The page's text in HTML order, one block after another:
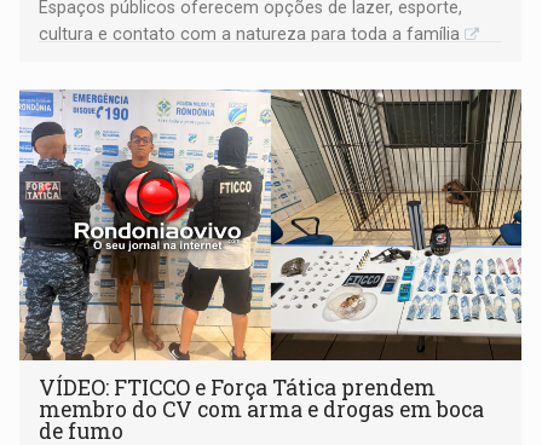
Espaços públicos oferecem opções de lazer, esporte,
cultura e contato com a natureza para toda a família
VÍDEO: FTICCO e Força Tática prendem
membro do CV com arma e drogas em boca
de fumo